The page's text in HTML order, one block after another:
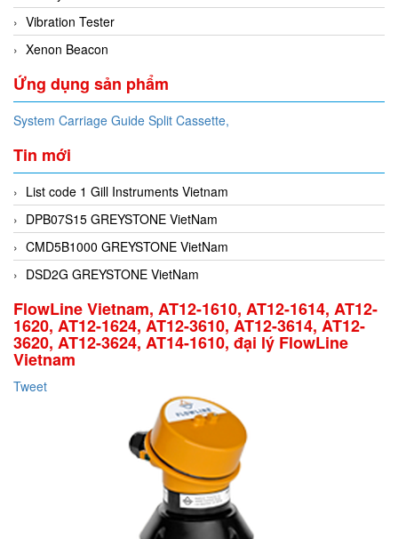
Vibration Tester
Xenon Beacon
Ứng dụng sản phẩm
System Carriage Guide Split Cassette,
Tin mới
List code 1 Gill Instruments Vietnam
DPB07S15 GREYSTONE VietNam
CMD5B1000 GREYSTONE VietNam
DSD2G GREYSTONE VietNam
FlowLine Vietnam, AT12-1610, AT12-1614, AT12-
1620, AT12-1624, AT12-3610, AT12-3614, AT12-
3620, AT12-3624, AT14-1610, đại lý FlowLine
Vietnam
Tweet